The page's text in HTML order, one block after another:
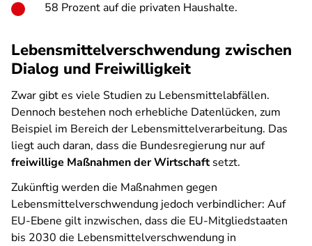
58 Prozent auf die privaten Haushalte.
Lebensmittelverschwendung zwischen
Dialog und Freiwilligkeit
Zwar gibt es viele Studien zu Lebensmittelabfällen.
Dennoch bestehen noch erhebliche Datenlücken, zum
Beispiel im Bereich der Lebensmittelverarbeitung. Das
liegt auch daran, dass die Bundesregierung nur auf
freiwillige Maßnahmen der Wirtschaftsetzt.
Zukünftig werden die Maßnahmen gegen
Lebensmittelverschwendung jedoch verbindlicher: Auf
EU-Ebene gilt inzwischen, dass die EU-Mitgliedstaaten
bis 2030 die Lebensmittelverschwendung in